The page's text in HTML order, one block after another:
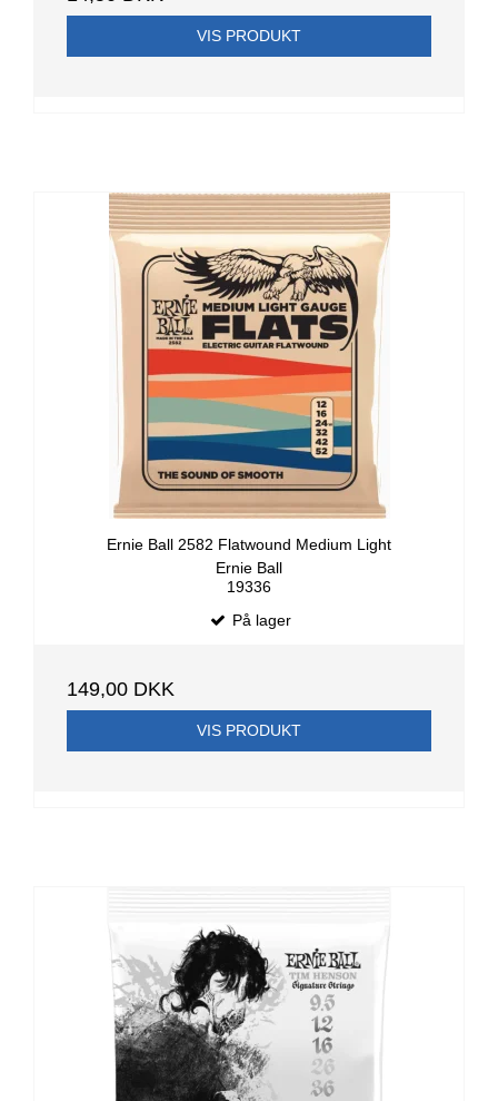
VIS PRODUKT
Ernie Ball 2582 Flatwound Medium Light
Ernie Ball
19336
På lager
149,00 DKK
VIS PRODUKT